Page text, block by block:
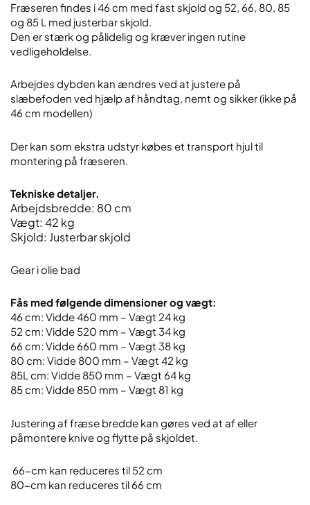
Fræseren findes i 46 cm med fast skjold og 52, 66, 80, 85
og 85 L med justerbar skjold.
Den er stærk og pålidelig og kræver ingen rutine
vedligeholdelse.
​Arbejdes dybden kan ændres ved at justere på
slæbefoden ved hjælp af håndtag, nemt og sikker (ikke på
46 cm modellen)
​Der kan som ekstra udstyr købes et transport hjul til
montering på fræseren.
​Tekniske detaljer.
Arbejdsbredde: 80 cm
Vægt: 42 kg
Skjold: Justerbar skjold
Gear i olie bad
​Fås med følgende dimensioner og vægt:
46 cm: Vidde 460 mm – Vægt 24 kg
52 cm: Vidde 520 mm – Vægt 34 kg
66 cm: Vidde 660 mm – Vægt 38 kg
80 cm: Vidde 800 mm – Vægt 42 kg
85L cm: Vidde 850 mm – Vægt 64 kg
85 cm: Vidde 850 mm – Vægt 81 kg
​Justering af fræse bredde kan gøres ved at af eller
påmontere knive og flytte på skjoldet.
​ 66-cm kan reduceres til 52 cm
80-cm kan reduceres til 66 cm